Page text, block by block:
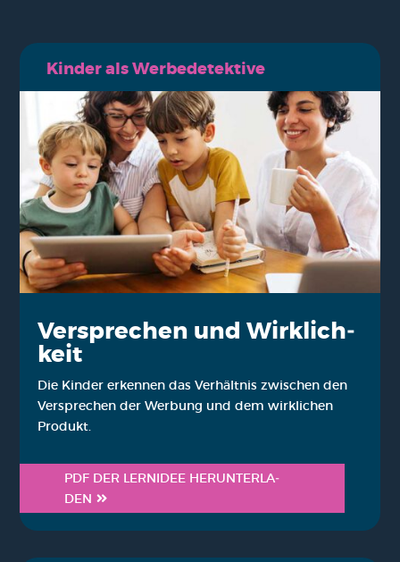
Kin­der als Wer­be­de­tek­ti­ve
Ver­spre­chen und Wirk­lich­
keit
Die Kin­der erken­nen das Ver­hält­nis zwi­schen den
Ver­spre­chen der Wer­bung und dem wirk­li­chen
Pro­dukt.
PDF DER LERN­IDEE HER­UN­TER­LA­
DEN